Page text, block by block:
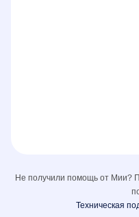
Не получили помощь от Мии?
Техническая